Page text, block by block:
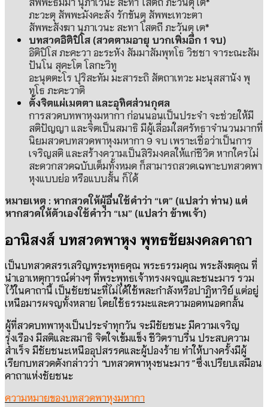
ภะวะตุ สัพพะมังคะลัง รักขันตุ สัพพะเทวะตา
สัพพะสังฆา นุภาเวนะ สะทา โสตถี ภะวันตุ เต*
บทสวดอิติปิโส (สวดตามอายุ บวกเพิ่มอีก1 จบ)
อิติปิโส ภะคะวา อะระหัง สัมมาสัมพุทโธ วิชชา จาระณะสัม
ปันโน สุคะโต โลกะวิทู
อะนุตตะโร ปุริสะทัม มะสาระถิ สัตถาเทวะ มะนุสสานัง พุ
ทโธ ภะคะวาติ
ตั้งจิตแผ่เมตตา และอุทิศส่วนกุศล
การสวดบทพาหุงมหากา ก่อนนอนเป็นประจำ จะช่วยให้มี
สติปัญญา และจิตเป็นสมาธิ มีผู้เลื่อมใสศรัทธาจำนวนมากที่
นิยมสวดบทสวดพาหุงมหากา9 จบ เพราะเชื่อว่าเป็นการ
เจริญสติ และสร้างความเป็นสิริมงคลให้แก่ชีวิต หากใครไม่
สะดวกสวดฉบับเต็มทั้งหมด ก็สามารถสวดเฉพาะบทสวดพา
หุงแบบย่อ หรือแบบสั้น ก็ได้
หมายเหตุ : หากสวดให้ผู้อื่นใช้คำว่า “เต” (แปลว่า ท่าน) แต่
หากสวดให้ตัวเองใช้คำว่า “เม” (แปลว่า ข้าพเจ้า)
อานิสงส์ บทสวดพาหุง พุทธชัยมงคลคาถา
เป็นบทสวดสรรเสริญพระพุทธคุณ พระธรรมคุณ พระสังฆคุณ ที่
นำเอาเหตุการณ์ต่างๆที่พระพุทธเจ้าทรงผจญและชนะมาร รวม
ไว้ในคาถานี้ เป็นชัยชนะที่ไม่ได้ใช้พละกำลังหรือปาฏิหาริย์ แต่อยู่
เหนือมารผจญทั้งหลาย โดยใช้ธรรมะและความอดทนอดกลั้น
ผู้ที่สวดบทพาหุงเป็นประจำทุกวัน จะมีชัยชนะ มีความเจริญ
รุ่งเรือง มีสติและสมาธิ จิตใจเข้มแข็ง ชีวิตราบรื่น ประสบความ
สำเร็จ มีชัยชนะเหนืออุปสรรคและผู้ปองร้าย ทำให้บางครั้งมีผู้
เรียกบทสวดดังกล่าวว่า “บทสวดพาหุงชนะมาร”ซึ่งเปรียบเสมือน
คาถาแห่งชัยชนะ
ความหมายของบทสวดพาหุงมหากา